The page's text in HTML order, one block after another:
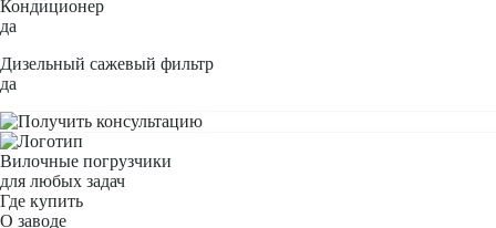
Кондиционер
да
Дизельный сажевый фильтр
да
Вилочные погрузчики
для любых задач
Где купить
О заводе